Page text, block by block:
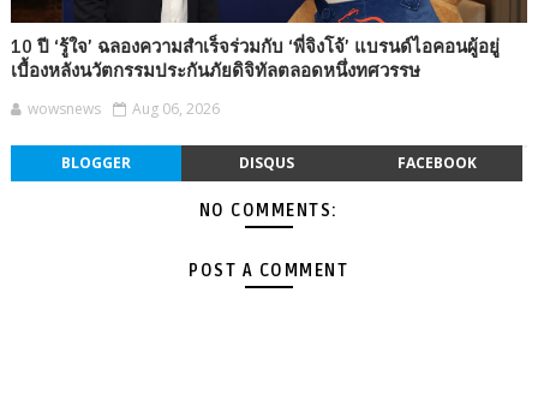
10 ปี ‘รู้ใจ’ ฉลองความสำเร็จร่วมกับ ‘พี่จิงโจ้’ แบรนด์ไอคอนผู้อยู่
เบื้องหลังนวัตกรรมประกันภัยดิจิทัลตลอดหนึ่งทศวรรษ
wowsnews Aug 06, 2026
BLOGGER DISQUS FACEBOOK
NO COMMENTS:
POST A COMMENT